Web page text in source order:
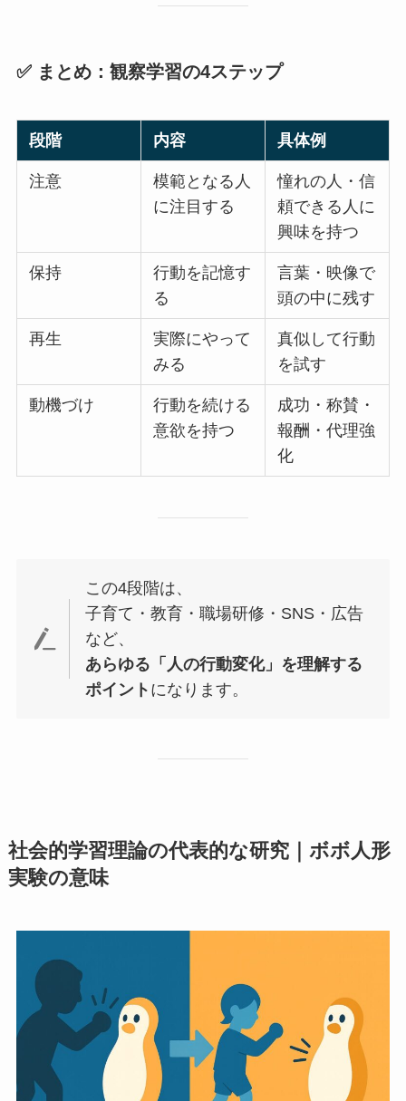
✅ まとめ：観察学習の4ステップ
段階 内容 具体例
注意
模範となる人
に注目する
憧れの人・信
頼できる人に
興味を持つ
保持
行動を記憶す
る
言葉・映像で
頭の中に残す
再生
実際にやって
みる
真似して行動
を試す
動機づけ
行動を続ける
意欲を持つ
成功・称賛・
報酬・代理強
化
この4段階は、
子育て・教育・職場研修・SNS・広告
など、
あらゆる「人の行動変化」を理解する
ポイント になります。
社会的学習理論の代表的な研究｜ボボ人形
実験の意味